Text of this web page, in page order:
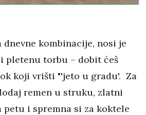
dnevne kombinacije, nosi je
pletenu torbu – dobit ćeš
koji vrišti "'jeto u gradu'. Za
remen u struku, zlatni
petu i spremna si za koktele